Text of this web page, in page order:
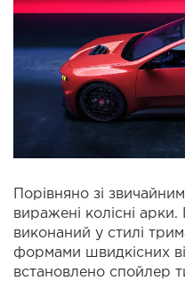
Порівняно зі
виражені колісні
виконаний у стилі
формами швидкісних
встановлено спойлер